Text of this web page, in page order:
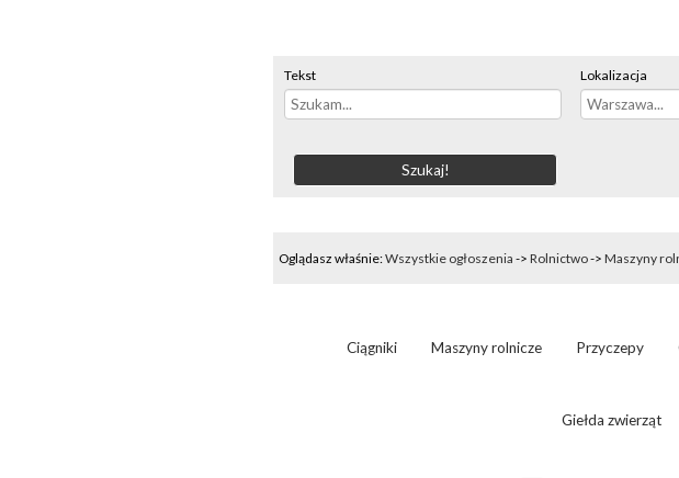
Tekst Lokalizacja
Oglądasz właśnie:Wszystkie ogłoszenia -> Rolnictwo-> Maszyny
Ciągniki Maszyny rolnicze Przyczepy
Giełda zwierząt